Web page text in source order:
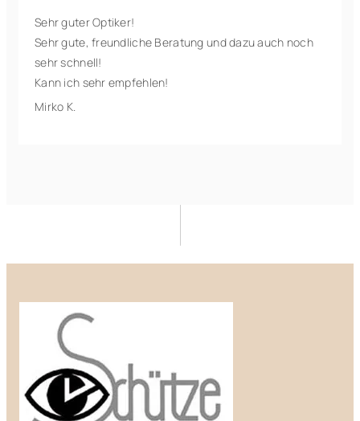
Sehr guter Optiker!
Sehr gute, freundliche Beratung und dazu auch noch
sehr schnell!
Kann ich sehr empfehlen!
Mirko K.